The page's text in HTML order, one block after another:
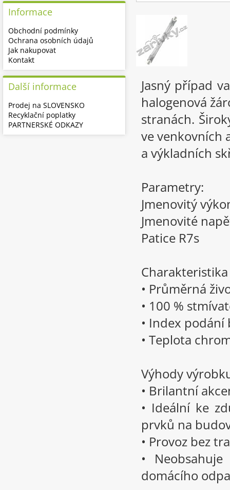
Jasný případ
halogenová
stranách.
ve venkovních
a výkladních
Parametry:
Jmenovitý
Jmenovité
Patice R7s
• Průměrná
• 100 %
• Index podání
• Teplota
Výhody
• Brilantní
• Ideální ke
prvků na
• Provoz bez
•
domácího
Informace
Obchodní podmínky
Ochrana osobních údajů
Jak nakupovat
Kontakt
Další informace
Prodej na SLOVENSKO
Recyklační poplatky
PARTNERSKÉ ODKAZY